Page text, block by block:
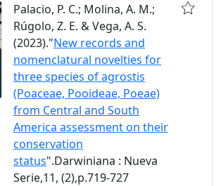
Palacio, P. C.; Molina, A. M.;
Rúgolo, Z. E. & Vega, A. S.
(2023)."New records and
nomenclatural novelties for
three species of agrostis
(Poaceae, Pooideae, Poeae)
from Central and South
America assessment on their
conservation
status".Darwiniana : Nueva
Serie,11, (2),p.719-727